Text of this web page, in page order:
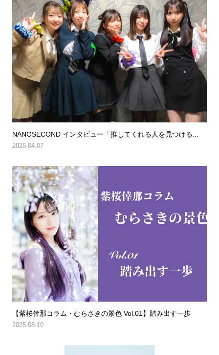
NANOSECOND インタビュー「推してくれる人を見つける...
2025.04.07
【紫桜倖那コラム・むらさきの景色 Vol.01】踏み出す一歩
2025.08.10